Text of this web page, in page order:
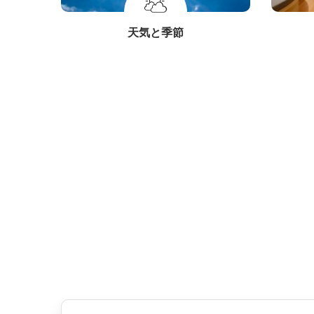
天気と季節